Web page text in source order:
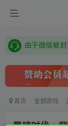
首页 全部游戏